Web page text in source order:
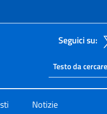
Seguici su:
Cerca nel sito
Notizie